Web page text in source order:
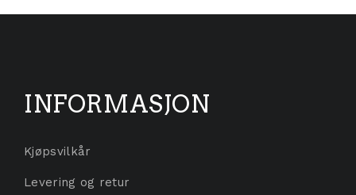
INFORMASJON
Kjøpsvilkår
Levering og retur